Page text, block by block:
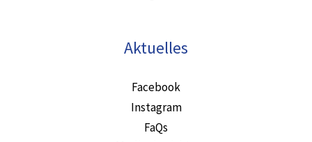
Aktuelles
Facebook
Instagram
FaQs